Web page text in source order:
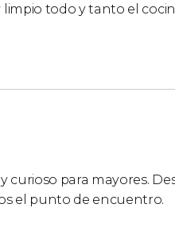
todo y tanto el
curioso para mayores.
el punto de encuentro.